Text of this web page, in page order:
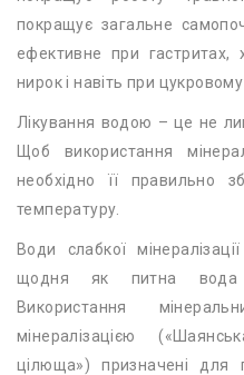
покращує загальне
ефективне при гастритах,
нирок і навіть при цукровому
Лікування водою – це не
Щоб використання
необхідно її правильно
температуру.
Води слабкої
щодня як питна вода
Використання
мінералізацією
цілюща») призначені для